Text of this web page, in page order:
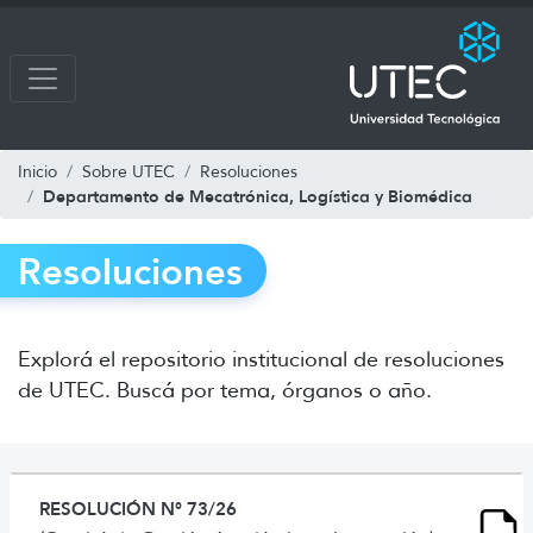
Inicio Sobre UTEC Resoluciones
Departamento de Mecatrónica, Logística y Biomédica
Resoluciones
Explorá el repositorio institucional de resoluciones
de UTEC. Buscá por tema, órganos o año.
RESOLUCIÓN N° 73/26